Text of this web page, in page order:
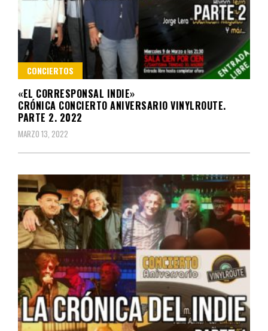
CONCIERTOS
«EL CORRESPONSAL INDIE»
CRÓNICA CONCIERTO ANIVERSARIO VINYLROUTE.
PARTE 2. 2022
MARZO 13, 2022